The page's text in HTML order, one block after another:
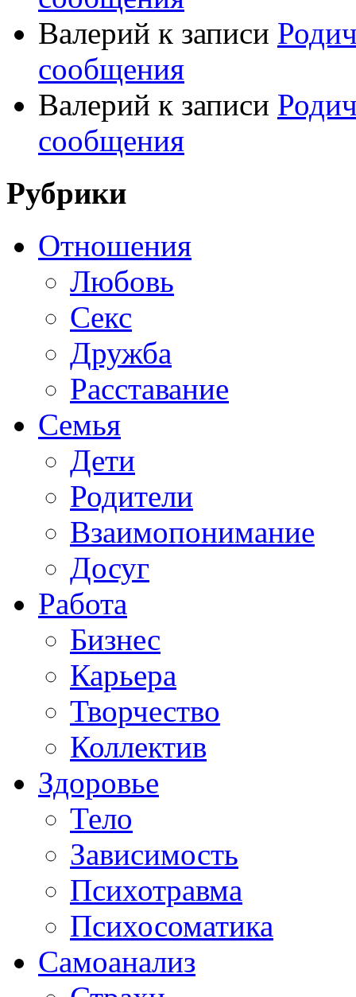
Валерий к записи
сообщения
Валерий к записи
сообщения
Рубрики
Отношения
Любовь
Секс
Дружба
Расставание
Семья
Дети
Родители
Взаимопонимание
Досуг
Работа
Бизнес
Карьера
Творчество
Коллектив
Здоровье
Тело
Зависимость
Психотравма
Психосоматика
Самоанализ